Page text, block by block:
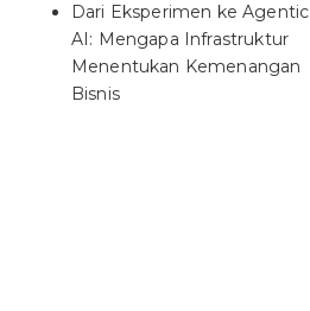
Dari Eksperimen ke Agentic
AI: Mengapa Infrastruktur
Menentukan Kemenangan
Bisnis